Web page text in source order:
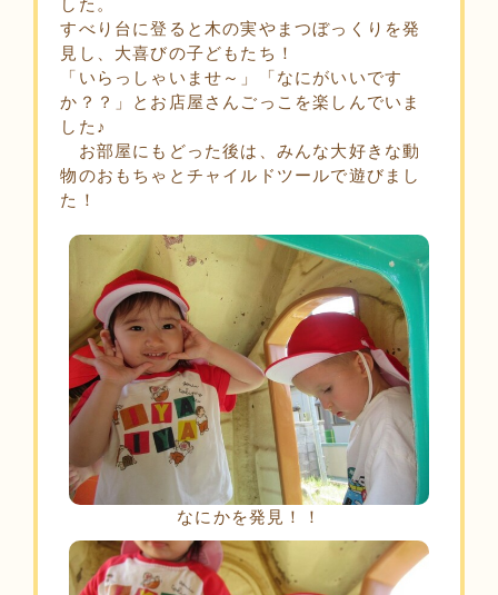
した。
すべり台に登ると木の実やまつぼっくりを発
見し、大喜びの子どもたち！
「いらっしゃいませ～」「なにがいいです
か？？」とお店屋さんごっこを楽しんでいま
した♪
お部屋にもどった後は、みんな大好きな動
物のおもちゃとチャイルドツールで遊びまし
た！
なにかを発見！！